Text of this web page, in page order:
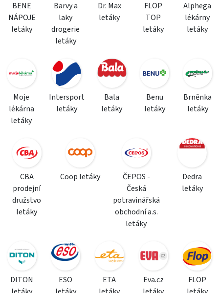
BENE
NÁPOJE
letáky
Barvy a
laky
drogerie
letáky
Dr. Max
letáky
FLOP
TOP
letáky
Alphega
lékárny
letáky
Moje
lékárna
letáky
Intersport
letáky
Bala
letáky
Benu
letáky
Brněnka
letáky
CBA
prodejní
družstvo
letáky
Coop letáky
ČEPOS -
Česká
potravinářská
obchodní a.s.
letáky
Dedra
letáky
DITON
ESO
ETA
Eva.cz
FLOP